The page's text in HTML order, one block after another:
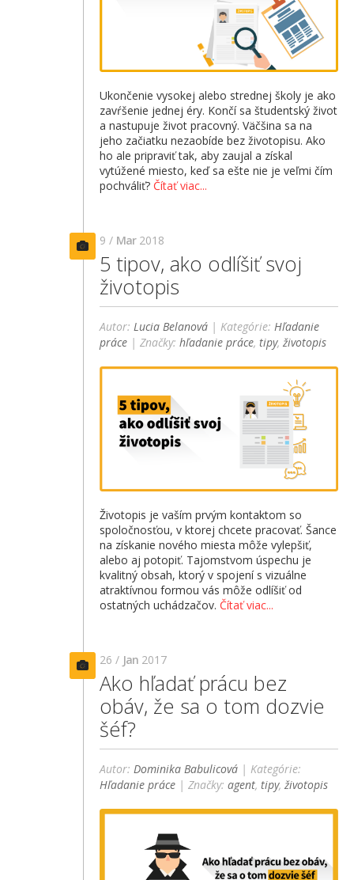
Ukončenie vysokej alebo strednej školy je ako
zavŕšenie jednej éry. Končí sa študentský život
a nastupuje život pracovný. Väčšina sa na
jeho začiatku nezaobíde bez životopisu. Ako
ho ale pripraviť tak, aby zaujal a získal
vytúžené miesto, keď sa ešte nie je veľmi čím
pochváliť? Čítať viac...
9 / Mar 2018
5 tipov, ako odlíšiť svoj
životopis
Autor:Lucia Belanová | Kategórie:Hľadanie
práce | Značky:hľadanie práce,tipy,životopis
Životopis je vaším prvým kontaktom so
spoločnosťou, v ktorej chcete pracovať. Šance
na získanie nového miesta môže vylepšiť,
alebo aj potopiť. Tajomstvom úspechu je
kvalitný obsah, ktorý v spojení s vizuálne
atraktívnou formou vás môže odlíšiť od
ostatných uchádzačov. Čítať viac...
26 / Jan 2017
Ako hľadať prácu bez
obáv, že sa o tom dozvie
šéf?
Autor:Dominika Babulicová | Kategórie:
Hľadanie práce | Značky:agent,tipy,životopis